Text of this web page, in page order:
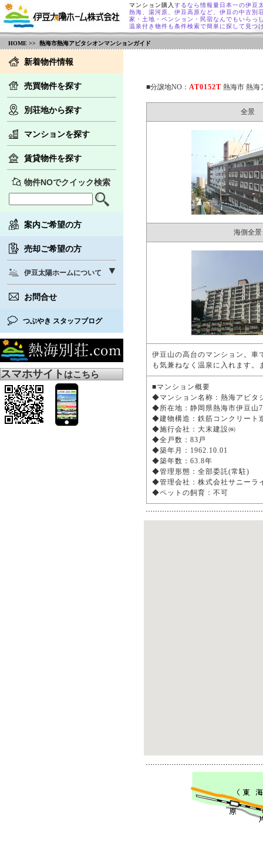
マンション購入 するなら情報量日本一の伊豆
熱海、湯河原、伊豆高原など、伊豆の中古別
家・土地・ペンション・民宿なんでもいらっ
温泉付き物件も条件検索で簡単に探して見つ
HOME >> 熱海市熱海アビタシオンマンションガイド
新着物件情報
売買物件を探す
別荘地から探す
マンションを探す
賃貸物件を探す
物件NOでクイック検索
案内ご希望の方
売却ご希望の方
伊豆太陽ホームについて
お問合せ
つぶやき スタッフブログ
スマホサイトはこちら
■分譲地NO： AT0152T 熱海市 熱海
全景
海側全景
伊豆山の高台のマンション。車
も気兼ねなく温泉に入れます
■マンション概要
◆マンション名称：熱海アビ
◆所在地：静岡県熱海市伊豆
◆建物構造：鉄筋コンクリー
◆施行会社：大末建設㈱
◆全戸数：83戸
◆築年月：1962.10.01
◆築年数：63.8年
◆管理形態：全部委託(常駐)
◆管理会社：株式会社サニー
◆ペットの飼育：不可